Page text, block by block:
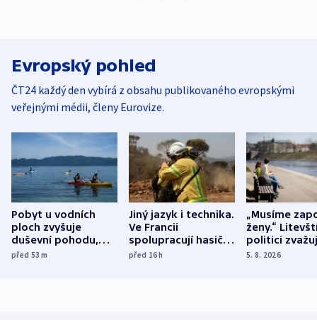
Evropský pohled
ČT24 každý den vybírá z obsahu publikovaného evropskými
veřejnými médii, členy Eurovize.
Pobyt u vodních
ploch zvyšuje
duševní pohodu,
ukázala
před 53m
Jiný jazyk i technika.
Ve Francii
spolupracují hasiči z
různých zemí
před 16h
„Musíme
ženy.“
politici
dohodu o
5. 8. 2026